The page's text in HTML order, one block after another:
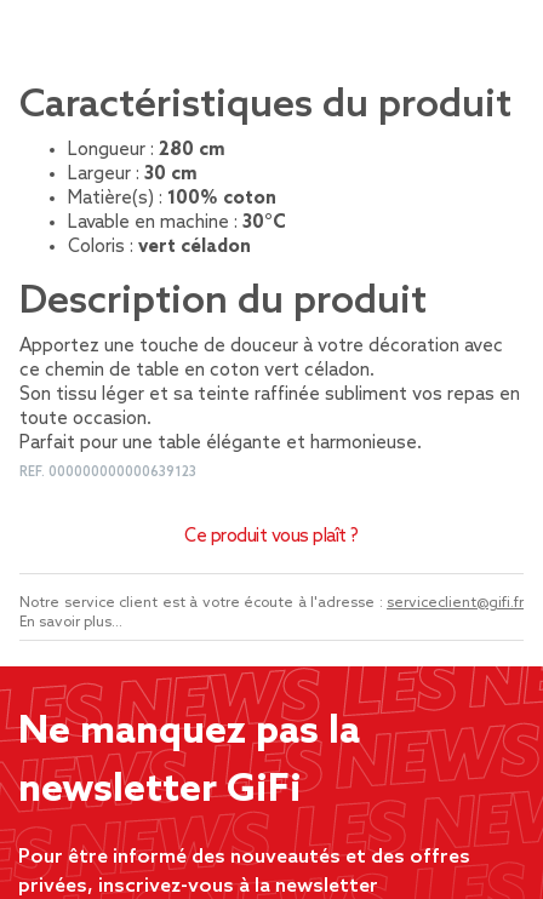
Caractéristiques du produit
Longueur : 280 cm
Largeur : 30 cm
Matière(s) : 100% coton
Lavable en machine : 30°C
Coloris : vert céladon
Description du produit
Apportez une touche de douceur à votre décoration avec
ce chemin de table en coton vert céladon.
Son tissu léger et sa teinte raffinée subliment vos repas en
toute occasion.
Parfait pour une table élégante et harmonieuse.
REF. 000000000000639123
Ce produit vous plaît ?
Notre service client est à votre écoute à l'adresse : serviceclient@gifi.fr
En savoir plus...
Ne manquez pas la
newsletter GiFi
Pour être informé des nouveautés et des offres
privées, inscrivez-vous à la newsletter